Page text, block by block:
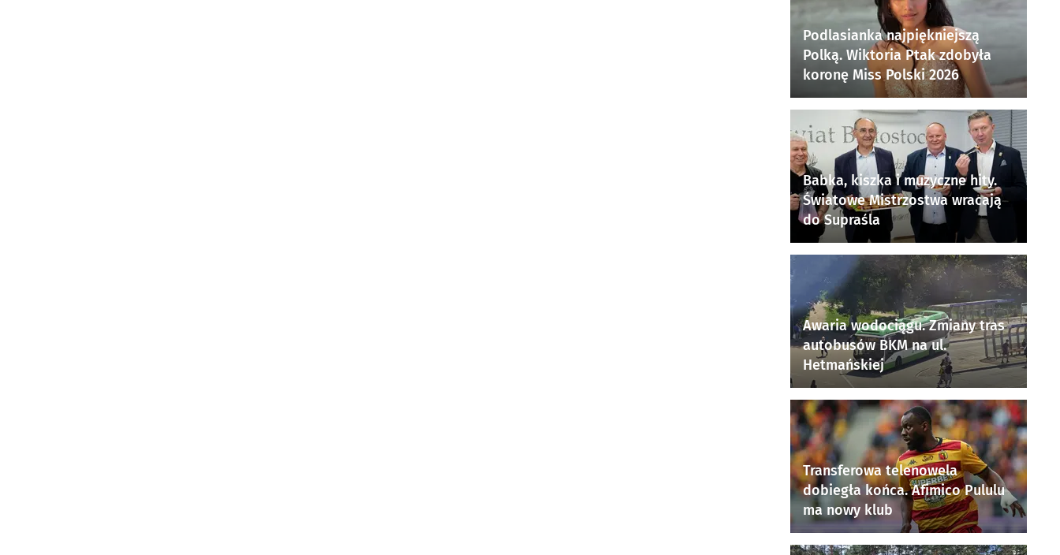
Podlasianka najpiękniejszą
Polką. Wiktoria Ptak zdobyła
koronę Miss Polski 2026
Babka, kiszka i muzyczne hity.
Światowe Mistrzostwa wracają
do Supraśla
Awaria wodociągu. Zmiany tras
autobusów BKM na ul.
Hetmańskiej
Transferowa telenowela
dobiegła końca. Afimico Pululu
ma nowy klub